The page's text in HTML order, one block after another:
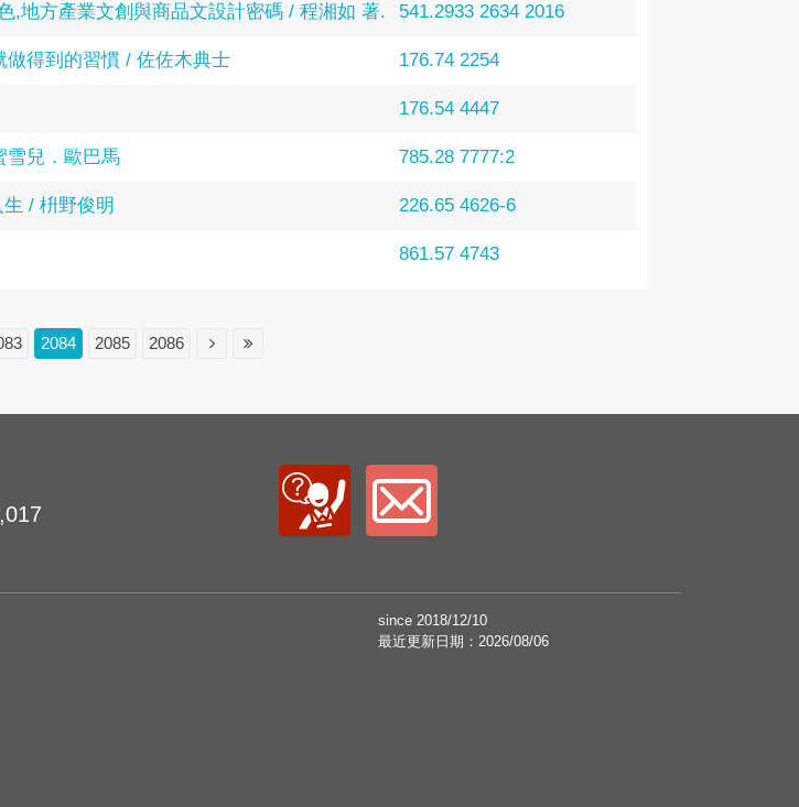
,地方產業文創與商品文設計密碼 / 程湘如 著. 541.2933 2634 2016
得到的習慣 / 佐佐木典士 176.74 2254
176.54 4447
雪兒．歐巴馬 785.28 7777:2
/ 枡野俊明 226.65 4626-6
861.57 4743
2084 2085 2086
since 2018/12/10
最近更新日期：2026/08/06